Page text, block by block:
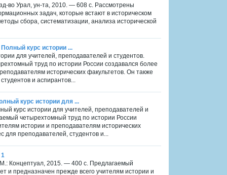
во Урал, ун-та, 2010. — 608 с. Рассмотрены
задач, которые встают в историческом
сбора, систематизации, анализа исторической
курс истории ...
для учителей, преподавателей и студентов.
труд по истории России создавался более
исторических факультетов. Он также
и аспирантов...
курс истории для ...
курс истории для учителей, преподавателей и
четырехтомный труд по истории России
истории и преподавателям исторических
преподавателей, студентов и...
Концептуал, 2015. — 400 с. Предлагаемый
и предназначен прежде всего учителям истории и